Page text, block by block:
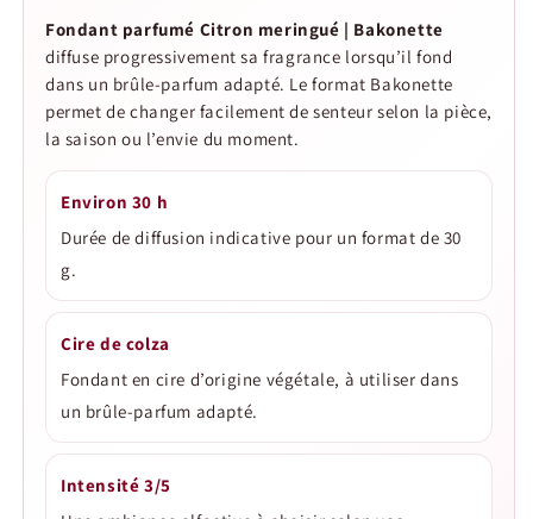
Fondant parfumé Citron meringué | Bakonette
diffuse progressivement sa fragrance lorsqu’il fond
dans un brûle-parfum adapté. Le format Bakonette
permet de changer facilement de senteur selon la pièce,
la saison ou l’envie du moment.
Environ 30 h
Durée de diffusion indicative pour un format de 30
g.
Cire de colza
Fondant en cire d’origine végétale, à utiliser dans
un brûle-parfum adapté.
Intensité 3/5